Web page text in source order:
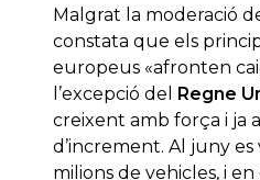
Malgrat la moderació
constata que els
europeus «afronten
l’excepció del Regne
creixent amb força i ja
d’increment. Al juny es
milions de vehicles, i